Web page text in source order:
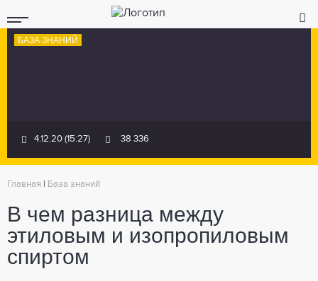
БАЗА ЗНАНИЙ
4.12.20 (15:27) 38 336
Главная База знаний
В чем разница между
этиловым и изопропиловым
спиртом